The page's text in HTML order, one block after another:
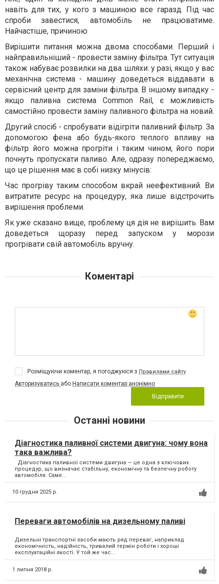
навіть для тих, у кого з машиною все гаразд. Під час
спроби завестися, автомобіль не працюватиме.
Найчастіше, причиною
Вирішити питання можна двома способами. Перший і
найправильніший - провести заміну фільтра. Тут ситуація
також набуває розвилки на два шляхи: у разі, якщо у вас
механічна система - машину доведеться віддавати в
сервісний центр для заміни фільтра. В іншому випадку -
якщо паливна система Common Rail, є можливість
самостійно провести заміну паливного фільтра на новий.
Другий спосіб - спробувати відігріти паливний фільтр. За
допомогою фена або будь-якого теплого впливу на
фільтр його можна прогріти і таким чином, його пори
почнуть пропускати паливо. Але, одразу попереджаємо,
що це рішення має в собі низку мінусів:
Час прогріву таким способом вкрай неефективний. Ви
витратите ресурс на процедуру, яка лише відстрочить
вирішення проблеми.
Як уже сказано вище, проблему ця дія не вирішить. Вам
доведеться щоразу перед запуском у морози
прогрівати свій автомобіль вручну.
Коментарі
Розміщуючи коментар, я погоджуюся з Правилами сайту
Авторизуватись або Написати коментар анонімно
Відправити
Останні новини
Діагностика паливної системи двигуна: чому вона
така важлива?
Діагностика паливної системи двигуна — це одна з ключових
процедур, що визначає стабільну, економічну та безпечну роботу
автомобіля. Саме...
10 грудня 2025 р.
Переваги автомобілів на дизельному паливі
Дизельні транспортні засоби мають ряд переваг, наприклад
економічність, надійність, тривалий термін роботи і хороші
експлуатаційні якості. У той же час...
1 липня 2018 р.